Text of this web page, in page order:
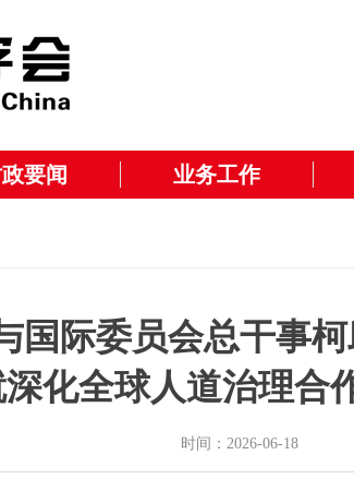
要闻 业务工作
国际委员会总干事
化全球人道治理合
时间：2026-06-18